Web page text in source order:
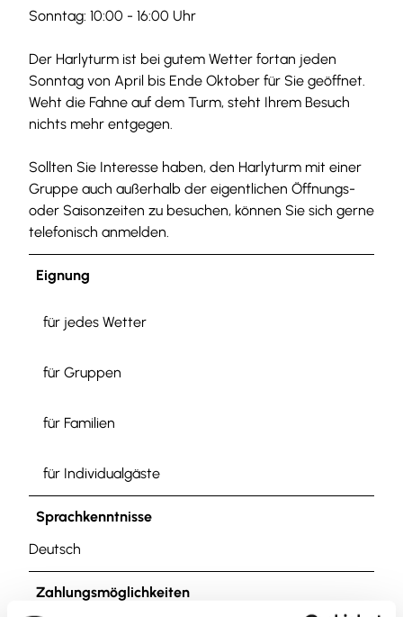
Sonntag: 10:00 - 16:00 Uhr
Der Harlyturm ist bei gutem Wetter fortan jeden
Sonntag von April bis Ende Oktober für Sie geöffnet.
Weht die Fahne auf dem Turm, steht Ihrem Besuch
nichts mehr entgegen.
Sollten Sie Interesse haben, den Harlyturm mit einer
Gruppe auch außerhalb der eigentlichen Öffnungs-
oder Saisonzeiten zu besuchen, können Sie sich gerne
telefonisch anmelden.
Eignung
für jedes Wetter
für Gruppen
für Familien
für Individualgäste
Sprachkenntnisse
Deutsch
Zahlungsmöglichkeiten